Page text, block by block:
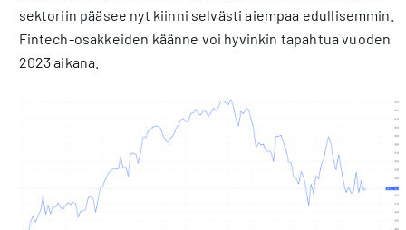
sektoriin pääsee nyt kiinni selvästi aiempaa edullisemmin.
Fintech-osakkeiden käänne voi hyvinkin tapahtua vuoden
2023 aikana.